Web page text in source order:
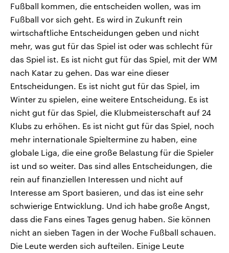
Fußball kommen, die entscheiden wollen, was im
Fußball vor sich geht. Es wird in Zukunft rein
wirtschaftliche Entscheidungen geben und nicht
mehr, was gut für das Spiel ist oder was schlecht für
das Spiel ist. Es ist nicht gut für das Spiel, mit der WM
nach Katar zu gehen. Das war eine dieser
Entscheidungen. Es ist nicht gut für das Spiel, im
Winter zu spielen, eine weitere Entscheidung. Es ist
nicht gut für das Spiel, die Klubmeisterschaft auf 24
Klubs zu erhöhen. Es ist nicht gut für das Spiel, noch
mehr internationale Spieltermine zu haben, eine
globale Liga, die eine große Belastung für die Spieler
ist und so weiter. Das sind alles Entscheidungen, die
rein auf finanziellen Interessen und nicht auf
Interesse am Sport basieren, und das ist eine sehr
schwierige Entwicklung. Und ich habe große Angst,
dass die Fans eines Tages genug haben. Sie können
nicht an sieben Tagen in der Woche Fußball schauen.
Die Leute werden sich aufteilen. Einige Leute